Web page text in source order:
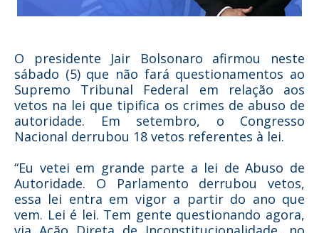
O presidente Jair Bolsonaro afirmou neste
sábado (5) que não fará questionamentos ao
Supremo Tribunal Federal em relação aos
vetos na lei que tipifica os crimes de abuso de
autoridade. Em setembro, o Congresso
Nacional derrubou 18 vetos referentes à lei.
“Eu vetei em grande parte a lei de Abuso de
Autoridade. O Parlamento derrubou vetos,
essa lei entra em vigor a partir do ano que
vem. Lei é lei. Tem gente questionando agora,